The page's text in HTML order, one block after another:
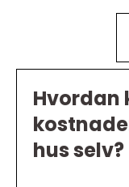
Hvordan
hus selv?